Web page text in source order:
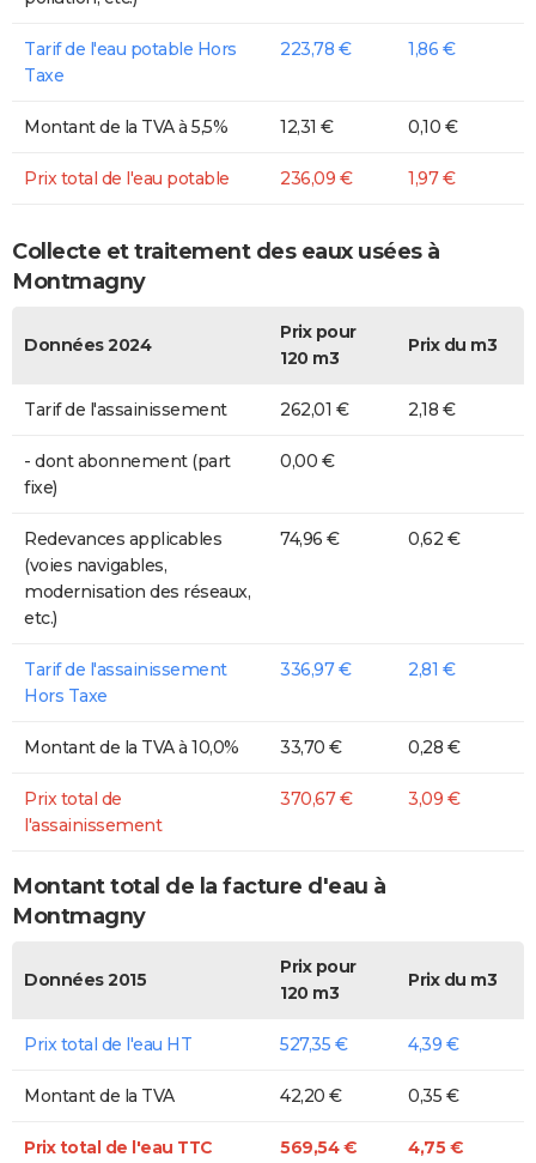
Tarif de l'eau potable Hors
Taxe
223,78 € 1,86 €
Montant de la TVA à 5,5% 12,31 € 0,10 €
Prix total de l'eau potable 236,09 € 1,97 €
Collecte et traitement des eaux usées à
Montmagny
Données 2024
Prix pour
120 m3
Prix du m3
Tarif de l'assainissement 262,01 € 2,18 €
- dont abonnement (part
fixe)
0,00 €
Redevances applicables
(voies navigables,
modernisation des réseaux,
etc.)
74,96 € 0,62 €
Tarif de l'assainissement
Hors Taxe
336,97 € 2,81 €
Montant de la TVA à 10,0% 33,70 € 0,28 €
Prix total de
l'assainissement
370,67 € 3,09 €
Montant total de la facture d'eau à
Montmagny
Données 2015
Prix pour
120 m3
Prix du m3
Prix total de l'eau HT 527,35 € 4,39 €
Montant de la TVA 42,20 € 0,35 €
Prix total de l'eau TTC 569,54 € 4,75 €